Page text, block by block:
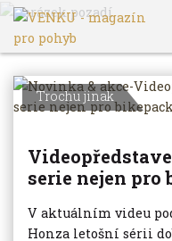
VENKU Archiv článků
Trochu jinak
serie nejen pro
V aktuálním videu
Honza letošní sérii